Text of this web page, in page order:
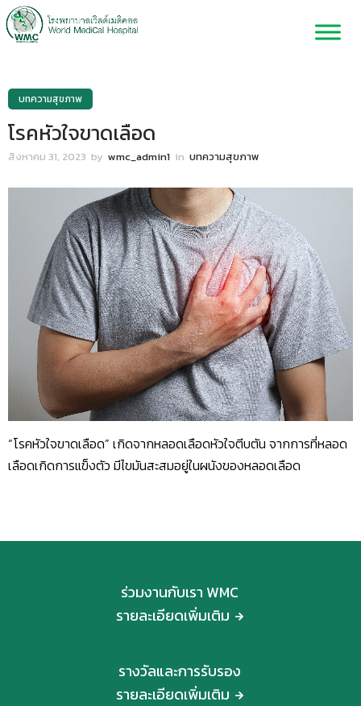
บทความสุขภาพ
โรคหัวใจขาดเลือด
สิงหาคม 31, 2023 by wmc_admin1 in บทความสุขภาพ
“โรคหัวใจขาดเลือด” เกิดจากหลอดเลือดหัวใจตีบตัน จากการที่หลอด
เลือดเกิดการแข็งตัว มีไขมันสะสมอยู่ในผนังของหลอดเลือด
ร่วมงานกับเรา WMC
รายละเอียดเพิ่มเติม
รางวัลและการรับรอง
รายละเอียดเพิ่มเติม